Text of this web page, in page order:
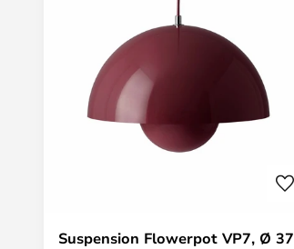
Suspension Flowerpot VP7, Ø 37